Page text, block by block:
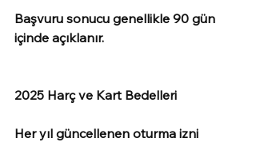
Başvuru sonucu genellikle 90 gün
içinde açıklanır.
2025 Harç ve Kart Bedelleri
Her yıl güncellenen oturma izni